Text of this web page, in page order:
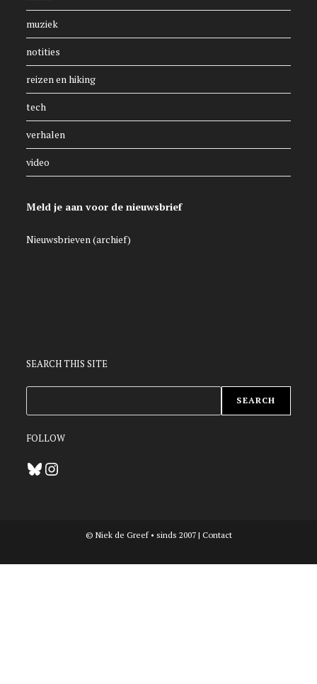
muziek
notities
reizen en hiking
tech
verhalen
video
Meld je aan voor de nieuwsbrief
Nieuwsbrieven (archief)
SEARCH THIS SITE
SEARCH
FOLLOW
BlueskyInstagram
© Niek de Greef • sinds 2007 | Contact